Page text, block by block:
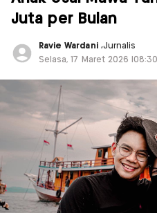
Juta per Bulan
Ravie Wardani ,Jurnalis
Selasa, 17 Maret 2026